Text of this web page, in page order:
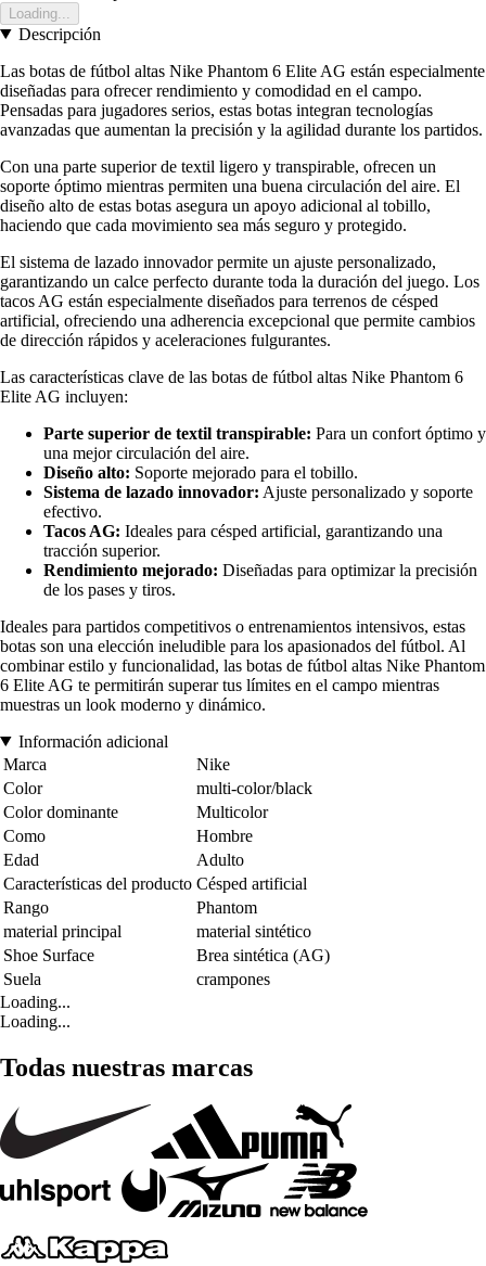
Loading...
Descripción
Las botas de fútbol altas Nike Phantom 6 Elite AG están especialmente
diseñadas para ofrecer rendimiento y comodidad en el campo.
Pensadas para jugadores serios, estas botas integran tecnologías
avanzadas que aumentan la precisión y la agilidad durante los partidos.
Con una parte superior de textil ligero y transpirable, ofrecen un
soporte óptimo mientras permiten una buena circulación del aire. El
diseño alto de estas botas asegura un apoyo adicional al tobillo,
haciendo que cada movimiento sea más seguro y protegido.
El sistema de lazado innovador permite un ajuste personalizado,
garantizando un calce perfecto durante toda la duración del juego. Los
tacos AG están especialmente diseñados para terrenos de césped
artificial, ofreciendo una adherencia excepcional que permite cambios
de dirección rápidos y aceleraciones fulgurantes.
Las características clave de las botas de fútbol altas Nike Phantom 6
Elite AG incluyen:
Parte superior de textil transpirable: Para un confort óptimo y
una mejor circulación del aire.
Diseño alto: Soporte mejorado para el tobillo.
Sistema de lazado innovador: Ajuste personalizado y soporte
efectivo.
Tacos AG: Ideales para césped artificial, garantizando una
tracción superior.
Rendimiento mejorado: Diseñadas para optimizar la precisión
de los pases y tiros.
Ideales para partidos competitivos o entrenamientos intensivos, estas
botas son una elección ineludible para los apasionados del fútbol. Al
combinar estilo y funcionalidad, las botas de fútbol altas Nike Phantom
6 Elite AG te permitirán superar tus límites en el campo mientras
muestras un look moderno y dinámico.
Información adicional
Marca
Nike
Color
multi-color/black
Color dominante
Multicolor
Como
Hombre
Edad
Adulto
Características del producto Césped artificial
Rango
Phantom
material principal
material sintético
Shoe Surface
Brea sintética (AG)
Suela
crampones
Loading...
Loading...
Todas nuestras marcas